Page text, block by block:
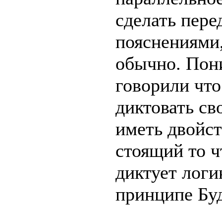
сделать
обычно.
говорили
диктовать
иметь
стоящий то
диктует
принципе